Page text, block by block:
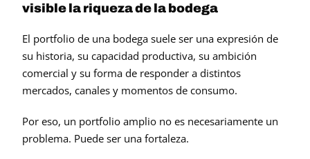
visible la riqueza de la bodega
El portfolio de una bodega suele ser una expresión de
su historia, su capacidad productiva, su ambición
comercial y su forma de responder a distintos
mercados, canales y momentos de consumo.
Por eso, un portfolio amplio no es necesariamente un
problema. Puede ser una fortaleza.